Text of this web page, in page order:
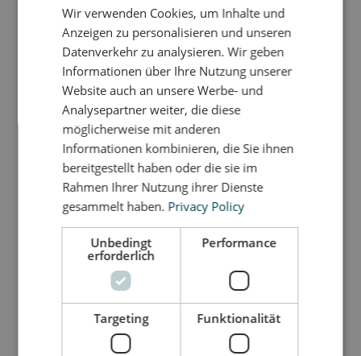
Küken umarmen, während sein Nacken und Rücken
trainiert werden. Das Kind kann auch mit den
Armen flattern und von einer Seite zur anderen
Ein Balancespiel auf einem oder beiden Beinen auf
dem schaukelnden Küken macht Spaß - für ältere
Das Küken liebt es, beklettert zu werden - und
aktiviert das Gleichgewichtsvermögen, egal ob du
groß oder klein bist.
Maße: H 11 x L 26 cm x B 24 cm
Da alle unsere Spielmöbel von Hand gefertigt
werden, ist keines genau gleich. Es kann daher zu
leichten Größenabweichungen kommen.
Der rutschfeste EVA-Schaum ist weich, leicht zu
DANISH
Wir verwenden Cookies, um Inhalte und
Anzeigen zu personalisieren und unseren
Datenverkehr zu analysieren. Wir geben
Informationen über Ihre Nutzung unserer
Website auch an unsere Werbe- und
Analysepartner weiter, die diese
möglicherweise mit anderen
Informationen kombinieren, die Sie ihnen
bereitgestellt haben oder die sie im
Rahmen Ihrer Nutzung ihrer Dienste
gesammelt haben. Privacy Policy
Unbedingt
erforderlich
Performance
Targeting Funktionalität